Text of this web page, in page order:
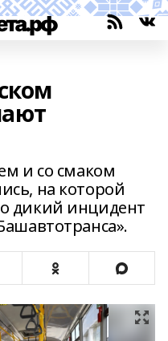
и со смаком
на которой
дикий инцидент